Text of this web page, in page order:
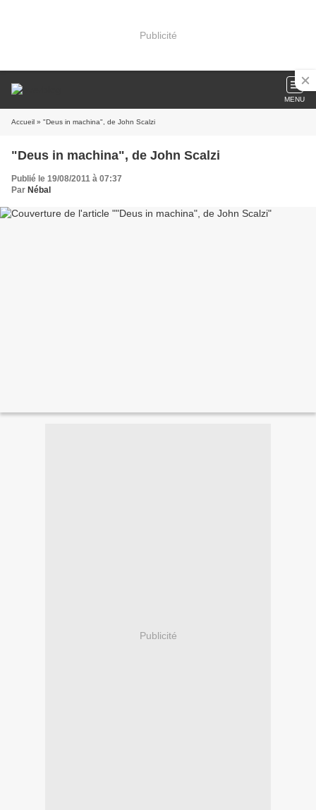
Publicité
MENU
Accueil » "Deus in machina", de John Scalzi
"Deus in machina", de John Scalzi
Publié le 19/08/2011 à 07:37
Par Nébal
Publicité